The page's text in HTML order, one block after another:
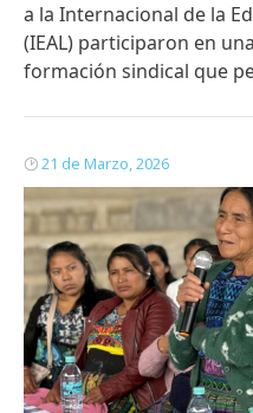
a la Internacional de la
(IEAL) participaron en
formación sindical que
21 de Marzo, 2026